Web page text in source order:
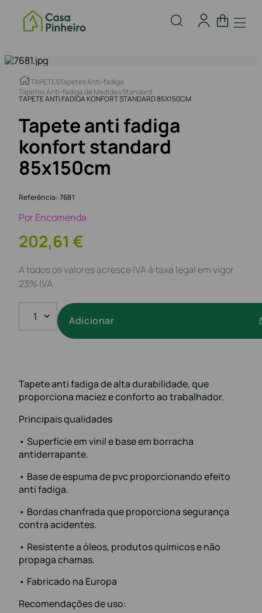
TAPETESTapetes Anti-fadiga
Tapetes Anti-fadiga de Medidas Standard
TAPETE ANTI FADIGA KONFORT STANDARD 85X150CM
Tapete anti fadiga
konfort standard
85x150cm
Referência: 7681
Por Encomenda
202,61 €
A todos os valores acresce IVA à taxa legal em vigor
23% IVA
1 Adicionar
Tapete anti fadiga de alta durabilidade, que
proporciona maciez e conforto ao trabalhador.
Principais qualidades
• Superfície em vinil e base em borracha
antiderrapante.
• Base de espuma de pvc proporcionando efeito
anti fadiga.
• Bordas chanfrada que proporciona segurança
contra acidentes.
• Resistente a óleos, produtos químicos e não
propaga chamas.
• Fabricado na Europa
Recomendações de uso: